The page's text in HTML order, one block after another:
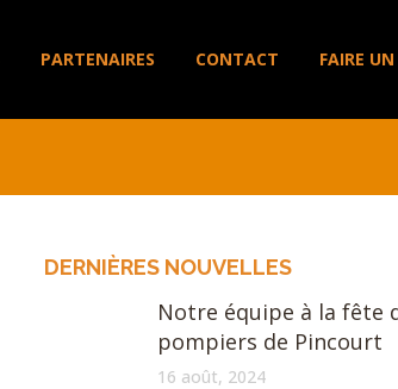
PARTENAIRES CONTACT FAIRE
DERNIÈRES NOUVELLES
Notre équipe à la fête
pompiers de Pincourt
16 août, 2024